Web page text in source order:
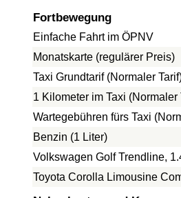
Fortbewegung
Einfache Fahrt im ÖPNV
Monatskarte (regulärer Preis)
Taxi Grundtarif (Normaler
1 Kilometer im Taxi (Normaler
Wartegebühren fürs Taxi
Benzin (1 Liter)
Volkswagen Golf Trendline,
Toyota Corolla Limousine